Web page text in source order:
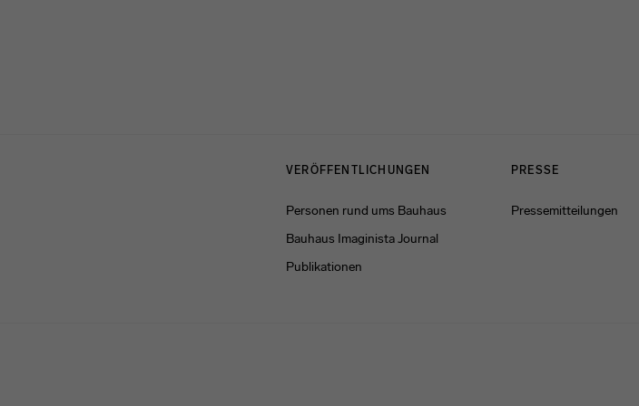
VERÖFFENTLICHUNGEN
Personen rund ums Bauhaus
Bauhaus Imaginista Journal
Publikationen
PRESSE
Pressemitteilungen